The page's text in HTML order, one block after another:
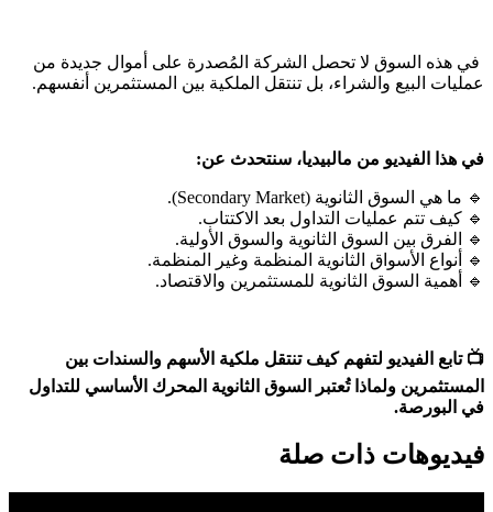
في هذه السوق لا تحصل الشركة المُصدرة على أموال جديدة من
عمليات البيع والشراء، بل تنتقل الملكية بين المستثمرين أنفسهم.
في هذا الفيديو من مالبيديا، سنتحدث عن:
🔹 ما هي السوق الثانوية (Secondary Market).
🔹 كيف تتم عمليات التداول بعد الاكتتاب.
🔹 الفرق بين السوق الثانوية والسوق الأولية.
🔹 أنواع الأسواق الثانوية المنظمة وغير المنظمة.
🔹 أهمية السوق الثانوية للمستثمرين والاقتصاد.
📺 تابع الفيديو لتفهم كيف تنتقل ملكية الأسهم والسندات بين
المستثمرين ولماذا تُعتبر السوق الثانوية المحرك الأساسي للتداول
في البورصة.
فيديوهات ذات صلة